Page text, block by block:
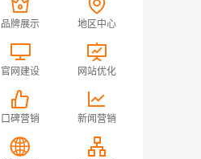
品牌展示 地区中心
官网建设 网站优化
口碑营销 新闻营销